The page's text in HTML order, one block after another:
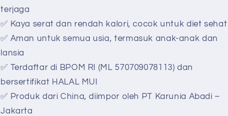
terjaga
✅ Kaya serat dan rendah kalori, cocok untuk diet sehat
✅ Aman untuk semua usia, termasuk anak-anak dan
lansia
✅ Terdaftar di BPOM RI (ML 570709078113) dan
bersertifikat HALAL MUI
✅ Produk dari China, diimpor oleh PT Karunia Abadi –
Jakarta